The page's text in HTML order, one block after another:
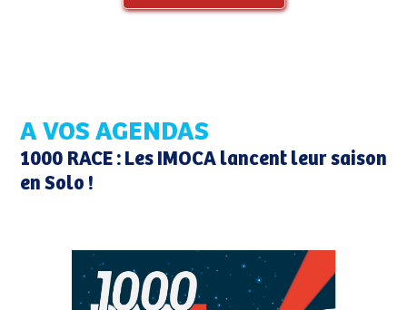
A VOS AGENDAS
1000 RACE : Les IMOCA lancent leur saison
en Solo !